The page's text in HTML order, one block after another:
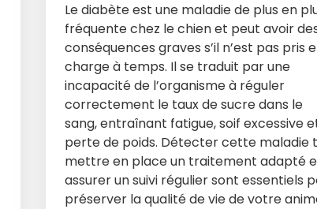
Le diabète est une maladie de plus en
fréquente chez le chien et peut avoir
conséquences graves s’il n’est pas pris
charge à temps. Il se traduit par une
incapacité de l’organisme à réguler
correctement le taux de sucre dans le
sang, entraînant fatigue, soif excessive
perte de poids. Détecter cette maladie
mettre en place un traitement adapté
assurer un suivi régulier sont essentiels
préserver la qualité de vie de votre